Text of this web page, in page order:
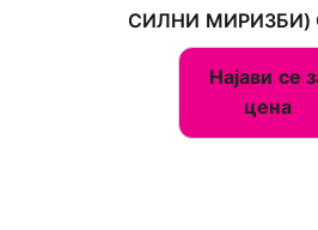
СИЛНИ МИРИЗБИ)
Најави се
цена